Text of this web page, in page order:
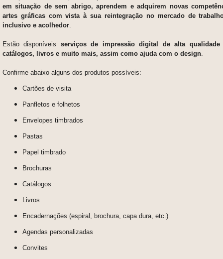
em situação de sem abrigo, aprendem e adquirem novas
artes gráficas com vista à sua reintegração no mercado de
inclusivo e acolhedor
Estão disponíveis serviços de impressão digital de alta qualidade
catálogos, livros e muito mais, assim como ajuda com o design
Confirme abaixo alguns dos produtos possíveis:
Cartões de visita
Panfletos e folhetos
Envelopes timbrados
Pastas
Papel timbrado
Brochuras
Catálogos
Livros
Encadernações (espiral, brochura, capa dura, etc.)
Agendas personalizadas
Convites